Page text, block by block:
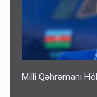
Milli Qəhrəmanı